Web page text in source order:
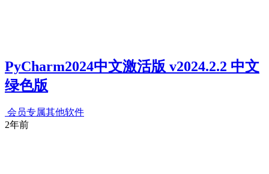
PyCharm2024中文激活版 v2024.2.2 中文
绿色版
会员专属其他软件
2年前